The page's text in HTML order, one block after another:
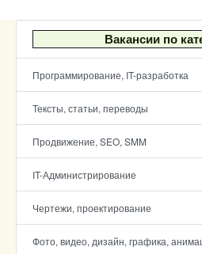
Вакансии по
Программирование, IT-разработка
Тексты, статьи, переводы
Продвижение, SEO, SMM
IT-Администрирование
Чертежи, проектирование
Фото, видео, дизайн, графика,